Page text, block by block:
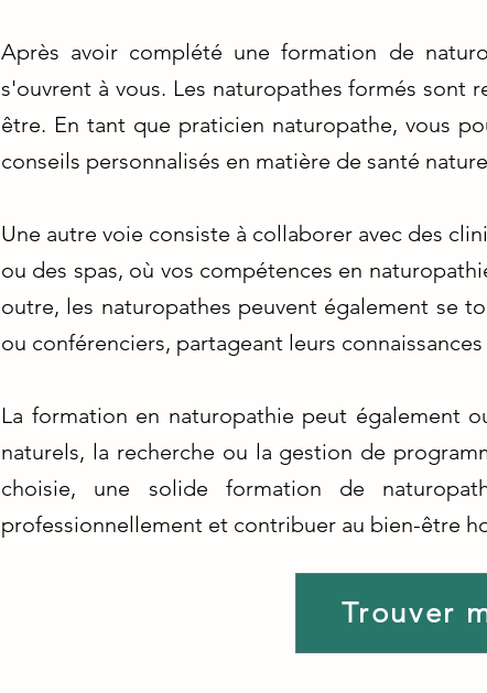
Après avoir complété une formation de
s'ouvrent à vous. Les naturopathes formés sont
être. En tant que praticien naturopathe, vous
conseils personnalisés en matière de santé
Une autre voie consiste à collaborer avec des
ou des spas, où vos compétences en
outre, les naturopathes peuvent également se
ou conférenciers, partageant leurs
La formation en naturopathie peut également
naturels, la recherche ou la gestion de
choisie, une solide formation de
professionnellement et contribuer au bien-être
Trouver